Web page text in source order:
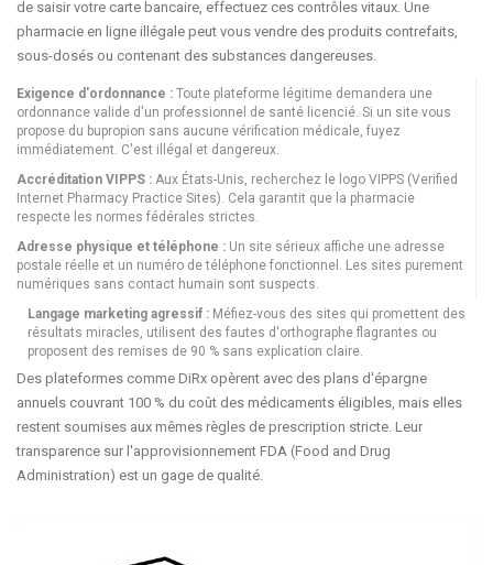
de saisir votre carte bancaire, effectuez ces contrôles vitaux. Une
pharmacie en ligne illégale peut vous vendre des produits contrefaits,
sous-dosés ou contenant des substances dangereuses.
Exigence d'ordonnance : Toute plateforme légitime demandera une
ordonnance valide d'un professionnel de santé licencié. Si un site vous
propose du bupropion sans aucune vérification médicale, fuyez
immédiatement. C'est illégal et dangereux.
Accréditation VIPPS : Aux États-Unis, recherchez le logo VIPPS (Verified
Internet Pharmacy Practice Sites). Cela garantit que la pharmacie
respecte les normes fédérales strictes.
Adresse physique et téléphone : Un site sérieux affiche une adresse
postale réelle et un numéro de téléphone fonctionnel. Les sites purement
numériques sans contact humain sont suspects.
Langage marketing agressif : Méfiez-vous des sites qui promettent des
résultats miracles, utilisent des fautes d'orthographe flagrantes ou
proposent des remises de 90 % sans explication claire.
Des plateformes comme DiRx opèrent avec des plans d'épargne
annuels couvrant 100 % du coût des médicaments éligibles, mais elles
restent soumises aux mêmes règles de prescription stricte. Leur
transparence sur l'approvisionnement FDA (Food and Drug
Administration) est un gage de qualité.